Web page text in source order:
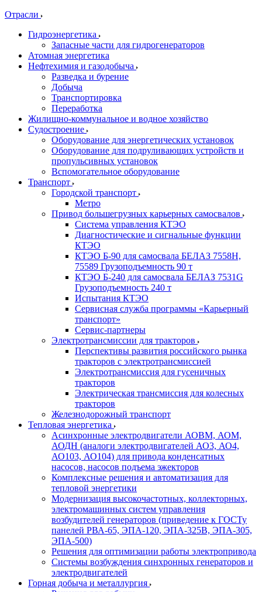
Отрасли
Гидроэнергетика
Запасные части для гидрогенераторов
Атомная энергетика
Нефтехимия и газодобыча
Разведка и бурение
Добыча
Транспортировка
Переработка
Жилищно-коммунальное и водное хозяйство
Судостроение
Оборудование для энергетических установок
Оборудование для подруливающих устройств и
пропульсивных установок
Вспомогательное оборудование
Транспорт
Городской транспорт
Метро
Привод большегрузных карьерных самосвалов
Система управления КТЭО
Диагностические и сигнальные функции
КТЭО
КТЭО Б-90 для самосвала БЕЛАЗ 7558H,
75589 Грузоподъемность 90 т
КТЭО Б-240 для самосвала БЕЛАЗ 7531G
Грузоподъемность 240 т
Испытания КТЭО
Сервисная служба программы «Карьерный
транспорт»
Сервис-партнеры
Электротрансмиссии для тракторов
Перспективы развития российского рынка
тракторов с электротрансмиссией
Электротрансмиссия для гусеничных
тракторов
Электрическая трансмиссия для колесных
тракторов
Железнодорожный транспорт
Тепловая энергетика
Асинхронные электродвигатели АОВМ, АОМ,
АОДН (аналоги электродвигателей АО3, АО4,
АО103, АО104) для привода конденсатных
насосов, насосов подъема эжекторов
Комплексные решения и автоматизация для
тепловой энергетики
Модернизация высокочастотных, коллекторных,
электромашинных систем управления
возбудителей генераторов (приведение к ГОСТу
панелей РВА-65, ЭПА-120, ЭПА-325В, ЭПА-305,
ЭПА-500)
Решения для оптимизации работы электропривода
Системы возбуждения синхронных генераторов и
электродвигателей
Горная добыча и металлургия